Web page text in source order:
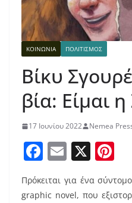
ΚΟΙΝΩΝΙΑ ΠΟΛΙΤΙΣΜΟΣ
Βίκυ
βία: Είμαι
17 Ιουνίου 2022 Nemea
F
c
E
m
ai
X
er
Πρόκειται για ένα
graphic novel, που